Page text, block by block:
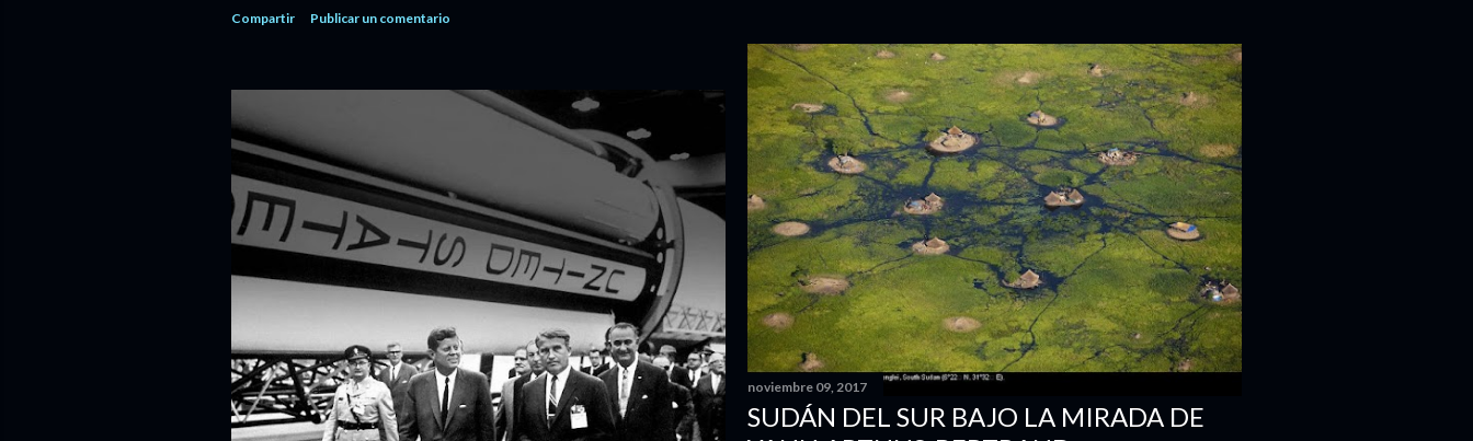
Compartir Publicar un comentario
noviembre 09, 2017
SUDÁN DEL SUR BAJO LA MIRADA DE